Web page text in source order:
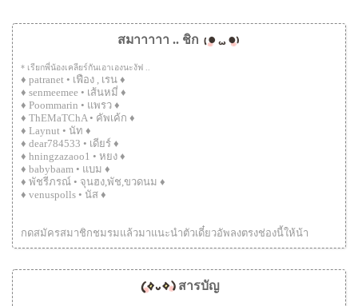
สมาาาาา .. ชิก
* เรียกพี่น้องเคลียร์กันเอาเองนะงัฟ ..
♦ patranet • เฟือง , เรน ♦
♦ senmeemee • เส้นหมี่ ♦
♦ Poommarin • แพรว ♦
♦ ThEMaTChA • คัพเค้ก ♦
♦ Laynut • นัท ♦
♦ dear784533 • เดียร์ ♦
♦ hningzazaoo1 • หยง ♦
♦ babybaam • แบม ♦
♦ พัชรีภรณ์ • จุนฮง,พัช,ขวดนม ♦
♦ venuspolls • นัส ♦
กดสมัครสมาชิกชมรมแล้วมาแนะนำตัวเดี๋ยวอัพลงตรงช่องนี้ให้น้า
สารบัญ